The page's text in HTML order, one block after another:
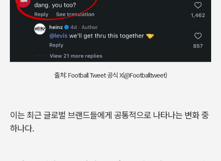
출처: Football Tweet 공식 X(@Footballtweet)
이는최근 글로벌 브랜드들에게 공통적으로 나타나는 변화중
하나다.